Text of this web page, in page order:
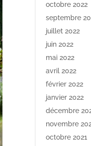
octobre 2022
septembre
juillet 2022
juin 2022
mai 2022
avril 2022
février 2022
janvier 2022
décembre
novembre
octobre 2021